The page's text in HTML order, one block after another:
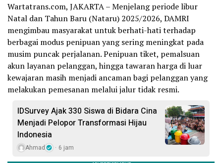
Wartatrans.com, JAKARTA – Menjelang periode libur
Natal dan Tahun Baru (Nataru) 2025/2026, DAMRI
mengimbau masyarakat untuk berhati-hati terhadap
berbagai modus penipuan yang sering meningkat pada
musim puncak perjalanan. Penipuan tiket, pemalsuan
akun layanan pelanggan, hingga tawaran harga di luar
kewajaran masih menjadi ancaman bagi pelanggan yang
melakukan pemesanan melalui jalur tidak resmi.
IDSurvey Ajak 330 Siswa di Bidara Cina
Menjadi Pelopor Transformasi Hijau
Indonesia
Ahmad 6 jam